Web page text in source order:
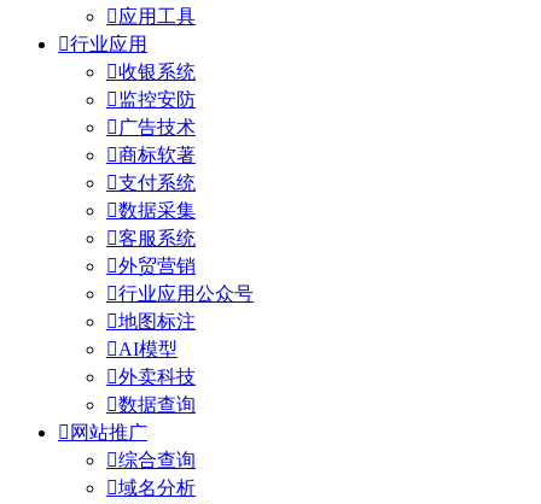
应用工具
行业应用
收银系统
监控安防
 广告技术
商标软著
支付系统
数据采集
客服系统
外贸营销
行业应用公众号
地图标注
AI模型
外卖科技
数据查询
 网站推广
综合查询
域名分析